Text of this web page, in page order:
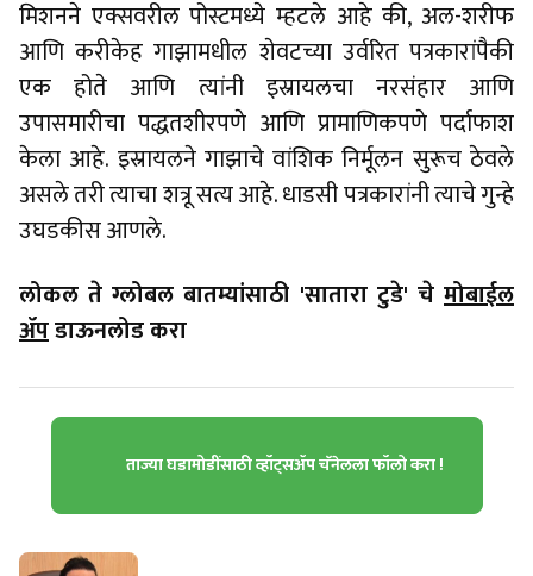
मिशनने एक्सवरील पोस्टमध्ये म्हटले आहे की, अल-शरीफ
आणि करीकेह गाझामधील शेवटच्या उर्वरित पत्रकारांपैकी
एक होते आणि त्यांनी इस्रायलचा नरसंहार आणि
उपासमारीचा पद्धतशीरपणे आणि प्रामाणिकपणे पर्दाफाश
केला आहे. इस्रायलने गाझाचे वांशिक निर्मूलन सुरूच ठेवले
असले तरी त्याचा शत्रू सत्य आहे. धाडसी पत्रकारांनी त्याचे गुन्हे
उघडकीस आणले.
लोकल ते ग्लोबल बातम्यांसाठी 'सातारा टुडे' चे मोबाईल
ॲपडाऊनलोड करा
ताज्या घडामोडींसाठी व्हॉट्सॲप चॅनेलला फॉलो करा !